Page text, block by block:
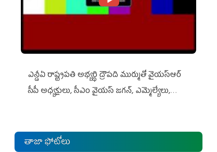
ఎన్డీఏ రాష్ట్ర‌ప‌తి అభ్య‌ర్థి ద్రౌప‌ది ముర్ముతో వైయ‌స్ఆర్
సీపీ అధ్య‌క్షులు, సీఎం వైయ‌స్ జ‌గ‌న్, ఎమ్మెల్యేలు,
తాజా ఫోటోలు